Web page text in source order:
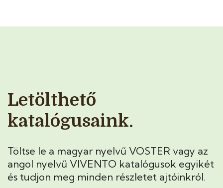
Letölthető
katalógusaink.
Töltse le a magyar nyelvű VOSTER vagy az
angol nyelvű VIVENTO katalógusok egyikét
és tudjon meg minden részletet ajtóinkról.